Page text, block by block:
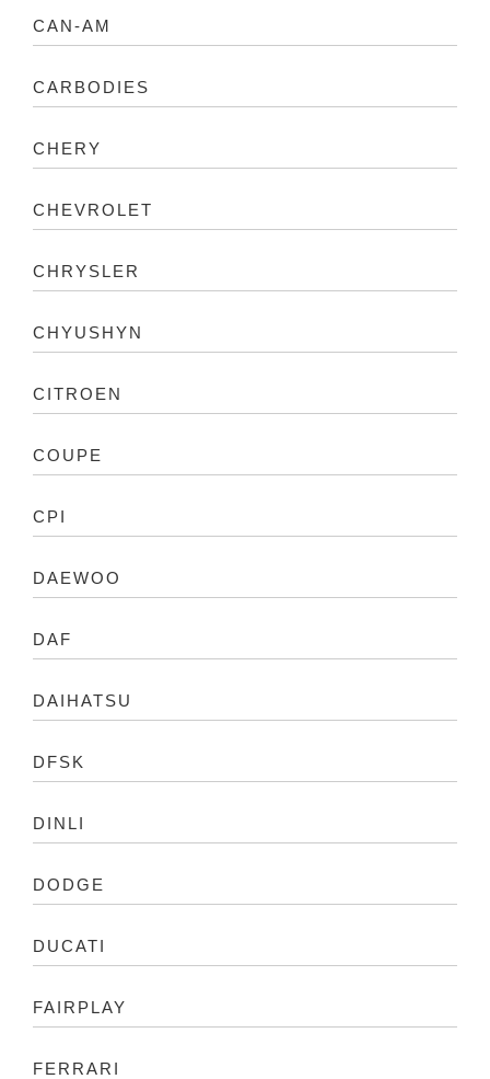
CAN-AM
CARBODIES
CHERY
CHEVROLET
CHRYSLER
CHYUSHYN
CITROEN
COUPE
CPI
DAEWOO
DAF
DAIHATSU
DFSK
DINLI
DODGE
DUCATI
FAIRPLAY
FERRARI